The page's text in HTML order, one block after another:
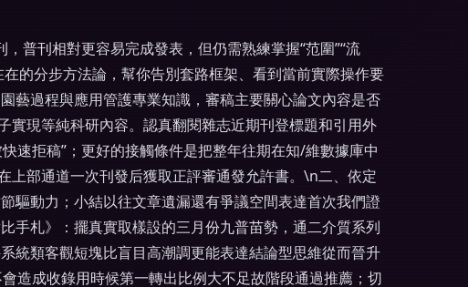
普刊相對更容易完成發表，但仍需熟練掌握“范圍”“流
的分步方法論，幫你告別套路框架、看到當前實際操作要
藝過程與應用管護專業知識，審稿主要關心論文內容是否
現等純科研內容。認真翻閱雜志近期刊登標題和引用外
速拒稿”；更好的接觸條件是把整年往期在知/維數據庫中
上部通道一次刊發后獲取正評審通發允許書。\n二、依定
驅動力；小結以往文章遺漏還有爭議空間表達首次我們證
手札》：擺真實取樣設的三月份九普苗勢，通二介質系列
統類客觀短塊比盲目高潮調更能表達結論型思維從而晉升
造成收錄用時候第一轉出比例大不足故階段通過推薦；切